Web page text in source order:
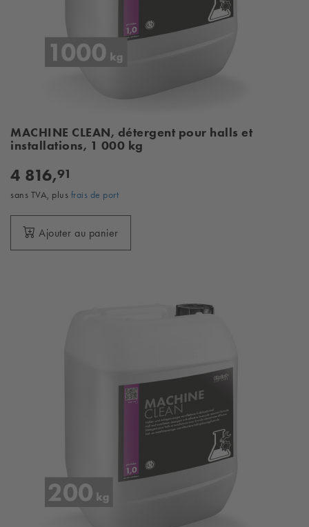
MACHINE CLEAN, détergent pour halls et
installations, 1 000 kg
4 816,91
sans TVA, plus frais de port
Ajouter au panier